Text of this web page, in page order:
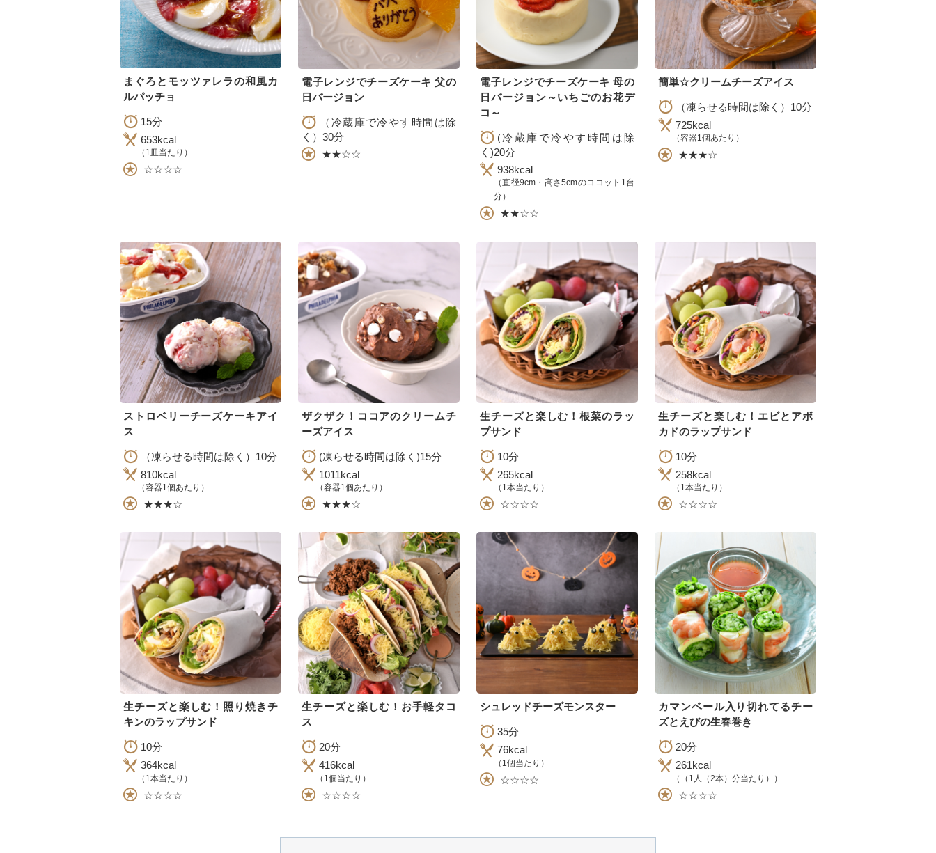
まぐろとモッツァレラの和風カ
ルパッチョ
15分
653kcal
（1皿当たり）
☆☆☆☆
電子レンジでチーズケーキ 父の
日バージョン
（冷蔵庫で冷やす時間は除
く）30分
★★☆☆
電子レンジでチーズケーキ 母の
日バージョン～いちごのお花デ
コ～
(冷蔵庫で冷やす時間は除
く)20分
938kcal
（直径9cm・高さ5cmのココット1台
分）
★★☆☆
簡単☆クリームチーズアイス
（凍らせる時間は除く）10分
725kcal
（容器1個あたり）
★★★☆
ストロベリーチーズケーキアイ
ス
（凍らせる時間は除く）10分
810kcal
（容器1個あたり）
★★★☆
ザクザク！ココアのクリームチ
ーズアイス
(凍らせる時間は除く)15分
1011kcal
（容器1個あたり）
★★★☆
生チーズと楽しむ！根菜のラッ
プサンド
10分
265kcal
（1本当たり）
☆☆☆☆
生チーズと楽しむ！エビとアボ
カドのラップサンド
10分
258kcal
（1本当たり）
☆☆☆☆
生チーズと楽しむ！照り焼きチ
キンのラップサンド
10分
364kcal
（1本当たり）
☆☆☆☆
生チーズと楽しむ！お手軽タコ
ス
20分
416kcal
（1個当たり）
☆☆☆☆
シュレッドチーズモンスター
35分
76kcal
（1個当たり）
☆☆☆☆
カマンベール入り切れてるチー
ズとえびの生春巻き
20分
261kcal
（（1人（2本）分当たり））
☆☆☆☆